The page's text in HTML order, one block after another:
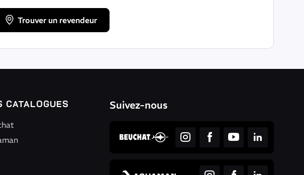
Trouver un revendeur
CATALOGUES Suivez-nous